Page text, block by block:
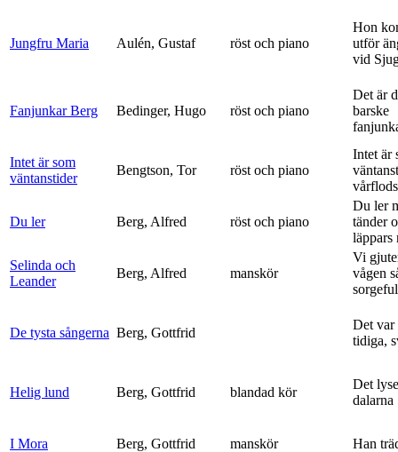
Jungfru Maria Aulén, Gustaf röst och piano
Hon
utför
vid
Fanjunkar Berg Bedinger, Hugo röst och piano
Det är
barske
Intet är som
väntanstider
Bengtson, Tor röst och piano
Intet är
Du ler Berg, Alfred röst och piano
Du ler
tänder
läppars
Selinda och
Leander
Berg, Alfred manskör
Vi
vågen
De tysta sångerna Berg, Gottfrid
Det var
tidiga,
Helig lund Berg, Gottfrid blandad kör
Det
dalarna
I Mora Berg, Gottfrid manskör Han